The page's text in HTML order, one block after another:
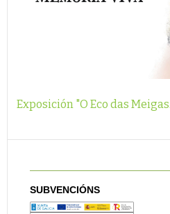
Exposición "O Eco das
SUBVENCIÓNS